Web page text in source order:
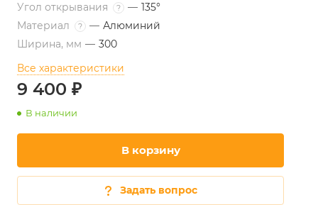
Угол открывания
? — 135°
Материал
? — Алюминий
Ширина, мм — 300
Все характеристики
9 400 ₽
В наличии
В корзину
Задать вопрос